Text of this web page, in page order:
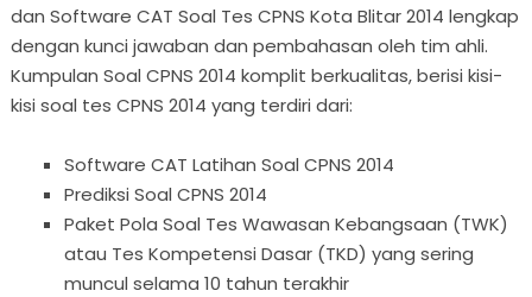
dan Software CAT Soal Tes CPNS Kota Blitar 2014 lengkap
dengan kunci jawaban dan pembahasan oleh tim ahli.
Kumpulan Soal CPNS 2014 komplit berkualitas, berisi kisi-
kisi soal tes CPNS 2014 yang terdiri dari:
Software CAT Latihan Soal CPNS 2014
Prediksi Soal CPNS 2014
Paket Pola Soal Tes Wawasan Kebangsaan (TWK)
atau Tes Kompetensi Dasar (TKD) yang sering
muncul selama 10 tahun terakhir